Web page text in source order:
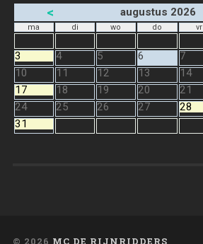
< augustus 2026
ma di wo do vr
3
4 5 6 7
10
11 12 13 14
17
18 19 20 21
24
25 26 27 28
31
© 2026 MC DE RIJNRIDDERS